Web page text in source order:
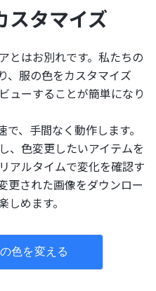
スタマイズ
とはお別れです。私たちの
、服の色をカスタマイズ
ューすることが簡単になり
、手間なく動作します。
、色変更したいアイテムを
アルタイムで変化を確認す
更された画像をダウンロー
めます。
色を変える